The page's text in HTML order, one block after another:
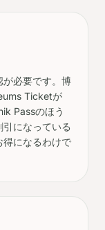
が必要です。博
Ticketが
Passのほう
になっている
得になるわけで